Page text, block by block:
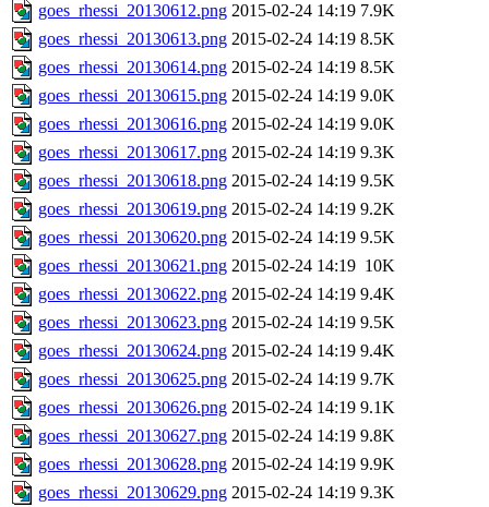
goes_rhessi_20130612.png 2015-02-24 14:19 7.9K
goes_rhessi_20130613.png 2015-02-24 14:19 8.5K
goes_rhessi_20130614.png 2015-02-24 14:19 8.5K
goes_rhessi_20130615.png 2015-02-24 14:19 9.0K
goes_rhessi_20130616.png 2015-02-24 14:19 9.0K
goes_rhessi_20130617.png 2015-02-24 14:19 9.3K
goes_rhessi_20130618.png 2015-02-24 14:19 9.5K
goes_rhessi_20130619.png 2015-02-24 14:19 9.2K
goes_rhessi_20130620.png 2015-02-24 14:19 9.5K
goes_rhessi_20130621.png 2015-02-24 14:19 10K
goes_rhessi_20130622.png 2015-02-24 14:19 9.4K
goes_rhessi_20130623.png 2015-02-24 14:19 9.5K
goes_rhessi_20130624.png 2015-02-24 14:19 9.4K
goes_rhessi_20130625.png 2015-02-24 14:19 9.7K
goes_rhessi_20130626.png 2015-02-24 14:19 9.1K
goes_rhessi_20130627.png 2015-02-24 14:19 9.8K
goes_rhessi_20130628.png 2015-02-24 14:19 9.9K
goes_rhessi_20130629.png 2015-02-24 14:19 9.3K